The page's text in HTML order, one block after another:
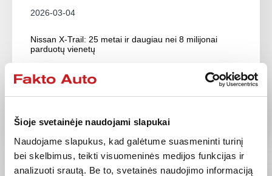
Šioje svetainėje naudojami slapukai
Naudojame slapukus, kad galėtume suasmeninti turinį
bei skelbimus, teikti visuomeninės medijos funkcijas ir
analizuoti srautą. Be to, svetainės naudojimo informaciją
2026-03-04
Nissan X-Trail: 25 metai ir daugiau nei 8 milijonai
parduotų vienetų
parduotų vienetų nuo 2001 metų...